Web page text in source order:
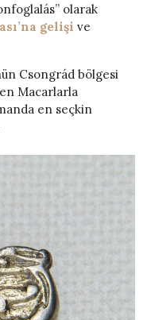
olarak
gelişi ve
Csongrád bölgesi
Macarlarla
en seçkin